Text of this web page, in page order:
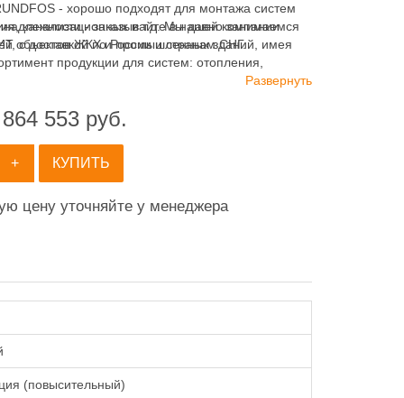
- хорошо подходят для монтажа систем
канализационных и т.д. Мы давно занимаемся
объектов ЖКХ и промышленных зданий, имея
продукции для систем: отопления,
- заказывайте в нашей компании
доставкой по России и странам СНГ.
Развернуть
553руб.
+ КУПИТЬ
цену уточняйте у менеджера
(повысительный)